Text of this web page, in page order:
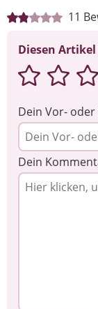
11
Diesen
Dein Vor-
Dein
Ihre Nachricht